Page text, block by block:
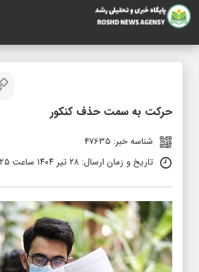
حرکت به سمت حذف کنکور
شناسه خبر: 47635
تاریخ و زمان ارسال: ۲۸ تیر ۱۴۰۴ ساعت ۷:۲۵